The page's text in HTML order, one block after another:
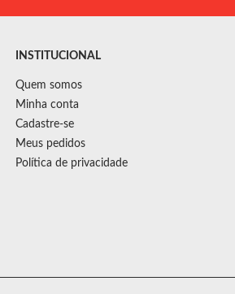
INSTITUCIONAL
Quem somos
Minha conta
Cadastre-se
Meus pedidos
Política de privacidade